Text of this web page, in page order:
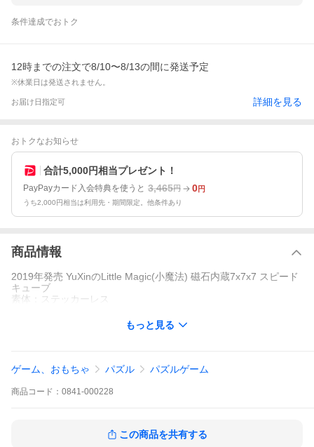
条件達成でおトク
12時までの注文で8/10〜8/13の間に発送予定
※休業日は発送されません。
お届け日指定可 詳細を見る
おトクなお知らせ
合計5,000円相当プレゼント！
PayPayカード入会特典を使うと 3,465円 0円
うち2,000円相当は利用先・期間限定。他条件あり
商品情報
2019年発売 YuXinのLittle Magic(小魔法) 磁石内蔵7x7x7 スピード
キューブ
素体：ステッカーレス
もっと見る
ゲーム、おもちゃ パズル パズルゲーム
商品 コード： 0841-000228
この商品を共有する